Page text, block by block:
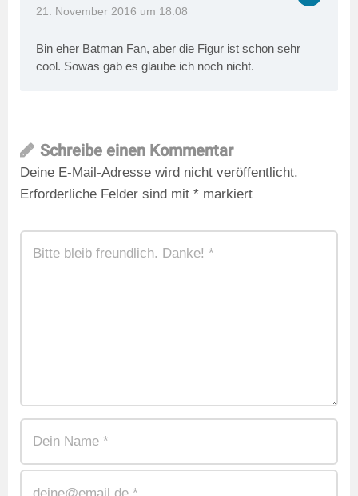
21. November 2016 um 18:08
Bin eher Batman Fan, aber die Figur ist schon sehr
cool. Sowas gab es glaube ich noch nicht.
Schreibe einen Kommentar
Deine E-Mail-Adresse wird nicht veröffentlicht.
Erforderliche Felder sind mit * markiert